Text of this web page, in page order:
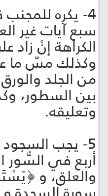
4- يكره
سبع آيات غير
الكراهة إنْ زاد
وكذلك مسّ ما
من الجلد
بين السطور،
وتعليقه.
5- يجب السجود
أربع في السُّور
والعلق، و